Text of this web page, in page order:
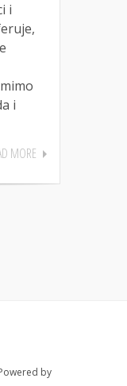
i
i
MORE
by